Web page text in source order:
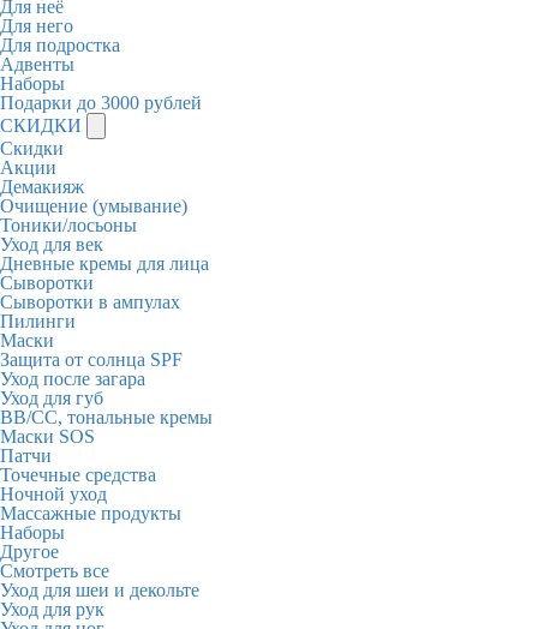
Для неё
Для него
Для подростка
Адвенты
Наборы
Подарки до 3000 рублей
СКИДКИ
Скидки
Акции
Демакияж
Очищение (умывание)
Тоники/лосьоны
Уход для век
Дневные кремы для лица
Сыворотки
Сыворотки в ампулах
Пилинги
Маски
Защита от солнца SPF
Уход после загара
Уход для губ
BB/CC, тональные кремы
Маски SOS
Патчи
Точечные средства
Ночной уход
Массажные продукты
Наборы
Другое
Смотреть все
Уход для шеи и декольте
Уход для рук